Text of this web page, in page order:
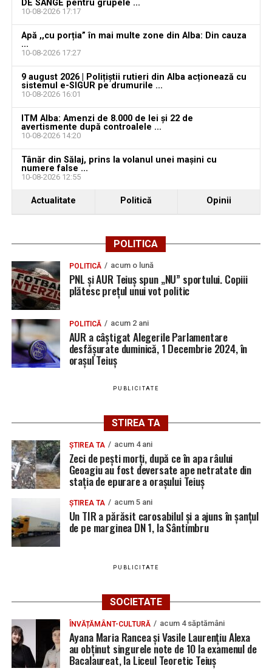
păgubită susține că ancheta bate pasul pe loc, la
aproape o lună de la spargere
DE SÂNGE pentru grupele ...
10-08-2026 17:17
Apă ,,cu porția” în mai multe zone din Alba: Din cauza
...
10-08-2026 17:27
9 august 2026 | Polițiștii rutieri din Alba acționează cu
sistemul e-SIGUR pe drumurile ...
10-08-2026 16:01
ITM Alba: Amenzi de 8.000 de lei și 22 de
avertismente după controalele ...
10-08-2026 14:20
Tânăr din Sălaj, prins la volanul unei mașini cu
numere false ...
10-08-2026 12:55
Actualitate Politică Opinii
POLITICA
POLITICĂ acum o lună
PNL și AUR Teiuș spun „NU” sportului. Copiii
plătesc prețul unui vot politic
POLITICĂ acum 2 ani
AUR a câștigat Alegerile Parlamentare
desfășurate duminică, 1 Decembrie 2024, în
orașul Teiuș
PUBLICITATE
STIREA TA
ȘTIREA TA acum 4 ani
Zeci de pești morți, după ce în apa râului
Geoagiu au fost deversate ape netratate din
stația de epurare a orașului Teiuș
ȘTIREA TA acum 5 ani
Un TIR a părăsit carosabilul și a ajuns în șanțul
de pe marginea DN 1, la Sântimbru
PUBLICITATE
SOCIETATE
ÎNVĂȚĂMÂNT-CULTURĂ acum 4 săptămâni
Ayana Maria Rancea și Vasile Laurențiu Alexa
au obținut singurele note de 10 la examenul de
Bacalaureat, la Liceul Teoretic Teiuș